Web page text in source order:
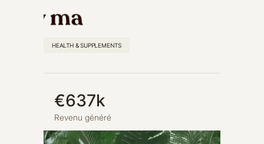
HEALTH & SUPPLEMENTS
€637k
Revenu généré